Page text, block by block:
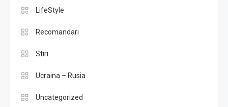
LifeStyle
Recomandari
Stiri
Ucraina – Rusia
Uncategorized